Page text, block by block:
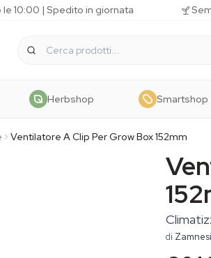
10:00 | Spedito in giornata
Herbshop Smartshop
Ventilatore A Clip Per Grow Box 152mm
di